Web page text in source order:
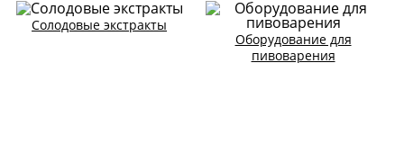
Солодовые экстракты
Оборудование для
пивоварения